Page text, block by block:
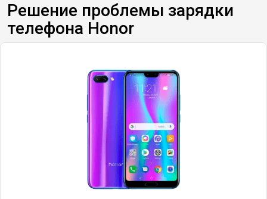
Решение проблемы зарядки
телефона Honor